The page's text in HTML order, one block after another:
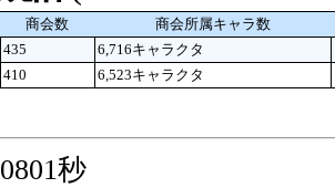
商会数
商会所属キャラ数
435 6,716キャラクタ
410 6,523キャラクタ
秒